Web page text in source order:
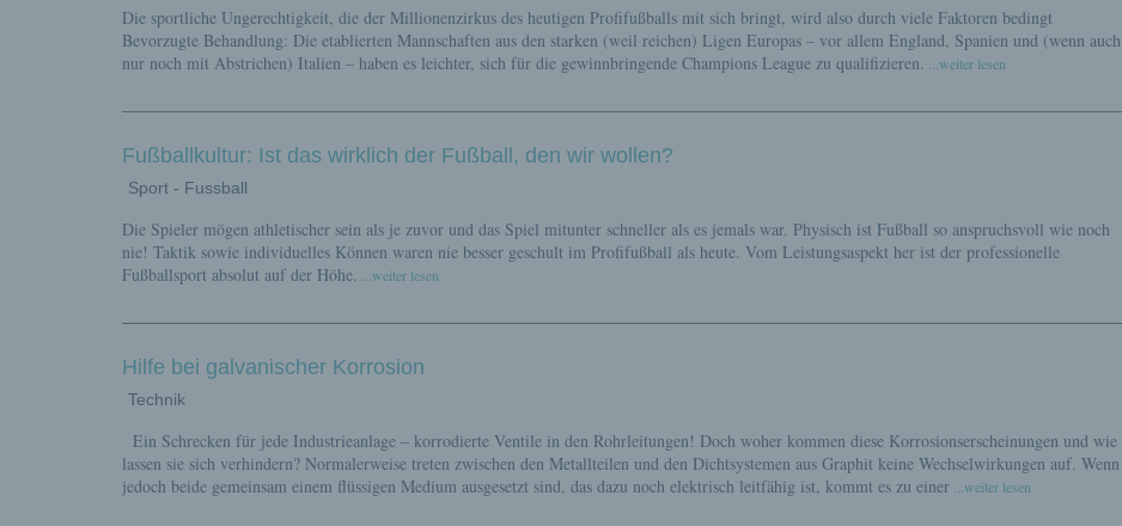
Die sportliche Ungerechtigkeit, die der Millionenzirkus des heutigen Profifußballs mit sich bringt, wird also durch viele Faktoren bedingt
Bevorzugte Behandlung: Die etablierten Mannschaften aus den starken (weil reichen) Ligen Europas – vor allem England, Spanien und (wenn auch
nur noch mit Abstrichen) Italien – haben es leichter, sich für die gewinnbringende Champions League zu qualifizieren. ...weiter lesen
Fußballkultur: Ist das wirklich der Fußball, den wir wollen?
Sport - Fussball
Die Spieler mögen athletischer sein als je zuvor und das Spiel mitunter schneller als es jemals war. Physisch ist Fußball so anspruchsvoll wie noch
nie! Taktik sowie individuelles Können waren nie besser geschult im Profifußball als heute. Vom Leistungsaspekt her ist der professionelle
Fußballsport absolut auf der Höhe. ...weiter lesen
Hilfe bei galvanischer Korrosion
Technik
Ein Schrecken für jede Industrieanlage – korrodierte Ventile in den Rohrleitungen! Doch woher kommen diese Korrosionserscheinungen und wie
lassen sie sich verhindern? Normalerweise treten zwischen den Metallteilen und den Dichtsystemen aus Graphit keine Wechselwirkungen auf. Wenn
jedoch beide gemeinsam einem flüssigen Medium ausgesetzt sind, das dazu noch elektrisch leitfähig ist, kommt es zu einer ...weiter lesen